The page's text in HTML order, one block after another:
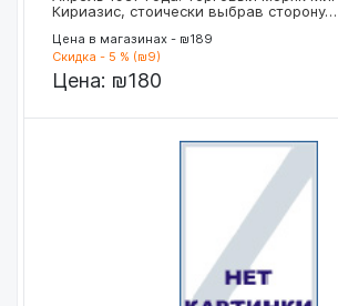
Кириазис, стоически выбрав сторону…
Цена в магазинах - ₪189
Скидка - 5 % (₪9)
Цена: ₪180